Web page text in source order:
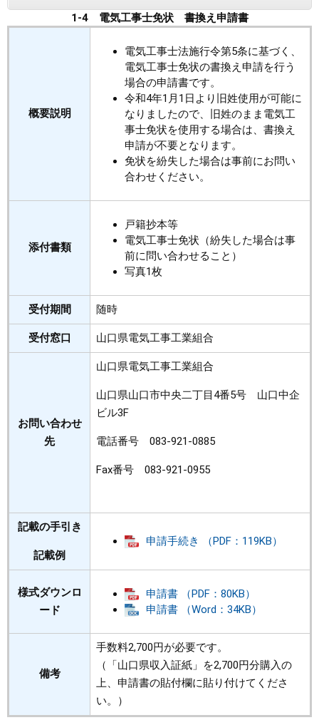
1-4 電気工事士免状 書換え申請書
概要説明
電気工事士法施行令第5条に基づく、
電気工事士免状の書換え申請を行う
場合の申請書です。
令和4年1月1日より旧姓使用が可能に
なりましたので、旧姓のまま電気工
事士免状を使用する場合は、書換え
申請が不要となります。
免状を紛失した場合は事前にお問い
合わせください。
添付書類
戸籍抄本等
電気工事士免状（紛失した場合は事
前に問い合わせること）
写真1枚
受付期間 随時
受付窓口 山口県電気工事工業組合
お問い合わせ
先
山口県電気工事工業組合
山口県山口市中央二丁目4番5号 山口中企
ビル3F
電話番号 083-921-0885
Fax番号 083-921-0955
記載の手引き
記載例
申請手続き （PDF：119KB）
様式ダウンロ
ード
申請書 （PDF：80KB）
申請書 （Word：34KB）
備考
手数料2,700円が必要です。
（「山口県収入証紙」を2,700円分購入の
上、申請書の貼付欄に貼り付けてくださ
い。）